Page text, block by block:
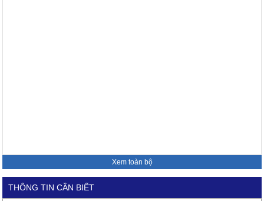
Xem toàn bộ
THÔNG TIN CẦN BIẾT